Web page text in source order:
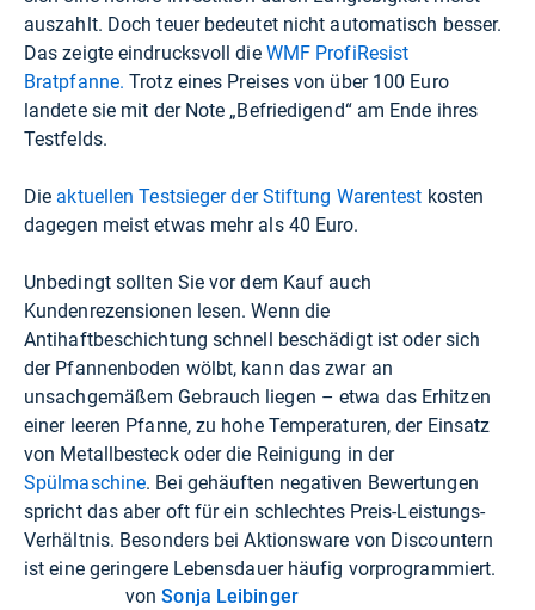
auszahlt. Doch teuer bedeutet nicht automatisch besser.
Das zeigte eindrucksvoll die WMF ProfiResist
Bratpfanne. Trotz eines Preises von über 100 Euro
landete sie mit der Note „Befriedigend“ am Ende ihres
Testfelds.
Die aktuellen Testsieger der Stiftung Warentest kosten
dagegen meist etwas mehr als 40 Euro.
Unbedingt sollten Sie vor dem Kauf auch
Kundenrezensionen lesen. Wenn die
Antihaftbeschichtung schnell beschädigt ist oder sich
der Pfannenboden wölbt, kann das zwar an
unsachgemäßem Gebrauch liegen – etwa das Erhitzen
einer leeren Pfanne, zu hohe Temperaturen, der Einsatz
von Metallbesteck oder die Reinigung in der
Spülmaschine. Bei gehäuften negativen Bewertungen
spricht das aber oft für ein schlechtes Preis-Leistungs-
Verhältnis. Besonders bei Aktionsware von Discountern
ist eine geringere Lebensdauer häufig vorprogrammiert.
vonSonja Leibinger